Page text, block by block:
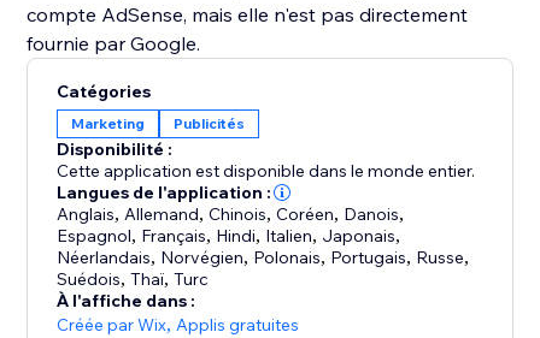
compte AdSense, mais elle n'est pas directement
fournie par Google.
Catégories
Marketing Publicités
Disponibilité :
Cette application est disponible dans le monde entier.
Langues de l'application :
Anglais, Allemand,Chinois,Coréen, Danois,
Espagnol, Français, Hindi, Italien, Japonais,
Néerlandais, Norvégien, Polonais, Portugais, Russe,
Suédois,Thaï,Turc
À l'affiche dans :
Créée par Wix, Applis gratuites